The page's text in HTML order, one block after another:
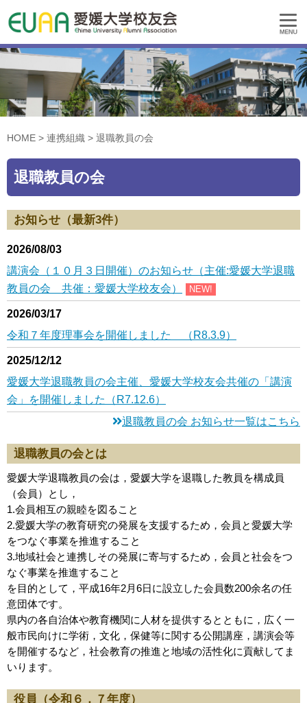
HOME > 連携組織 > 退職教員の会
退職教員の会
お知らせ（最新3件）
2026/08/03
講演会（１０月３日開催）のお知らせ（主催:愛媛大学退職
教員の会 共催：愛媛大学校友会）
NEW!
2026/03/17
令和７年度理事会を開催しました （R8.3.9）
2025/12/12
愛媛大学退職教員の会主催、愛媛大学校友会共催の「講演
会」を開催しました（R7.12.6）
退職教員の会 お知らせ一覧はこちら
退職教員の会とは
愛媛大学退職教員の会は，愛媛大学を退職した教員を構成員
（会員）とし，
1.会員相互の親睦を図ること
2.愛媛大学の教育研究の発展を支援するため，会員と愛媛大学
をつなぐ事業を推進すること
3.地域社会と連携しその発展に寄与するため，会員と社会をつ
なぐ事業を推進すること
を目的として，平成16年2月6日に設立した会員数200余名の任
意団体です。
県内の各自治体や教育機関に人材を提供するとともに，広く一
般市民向けに学術，文化，保健等に関する公開講座，講演会等
を開催するなど，社会教育の推進と地域の活性化に貢献してま
いります。
役員（令和６，７年度）